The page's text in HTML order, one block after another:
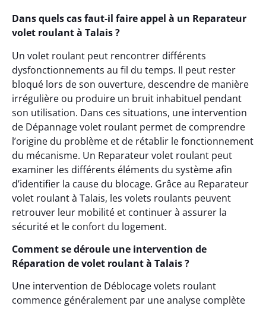
Dans quels cas faut-il faire appel à un Reparateur
volet roulant à Talais ?
Un volet roulant peut rencontrer différents
dysfonctionnements au fil du temps. Il peut rester
bloqué lors de son ouverture, descendre de manière
irrégulière ou produire un bruit inhabituel pendant
son utilisation. Dans ces situations, une intervention
de Dépannage volet roulant permet de comprendre
l’origine du problème et de rétablir le fonctionnement
du mécanisme. Un Reparateur volet roulant peut
examiner les différents éléments du système afin
d’identifier la cause du blocage. Grâce au Reparateur
volet roulant à Talais, les volets roulants peuvent
retrouver leur mobilité et continuer à assurer la
sécurité et le confort du logement.
Comment se déroule une intervention de
Réparation de volet roulant à Talais ?
Une intervention de Déblocage volets roulant
commence généralement par une analyse complète